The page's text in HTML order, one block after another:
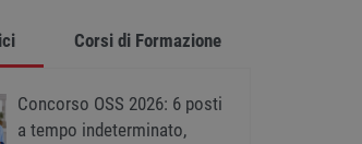
Corsi di Formazione
Concorso OSS 2026: 6 posti
a tempo indeterminato,